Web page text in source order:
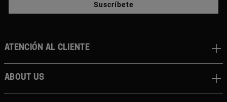
Suscríbete
Atención al cliente
About us